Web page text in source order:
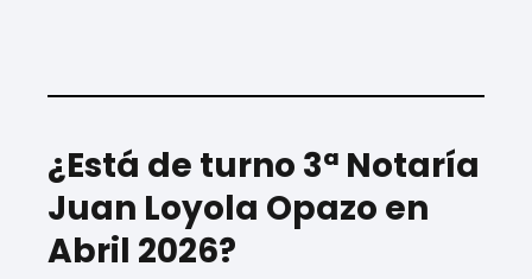
¿Está de turno 3ª Notaría
Juan Loyola Opazo en
Abril 2026?